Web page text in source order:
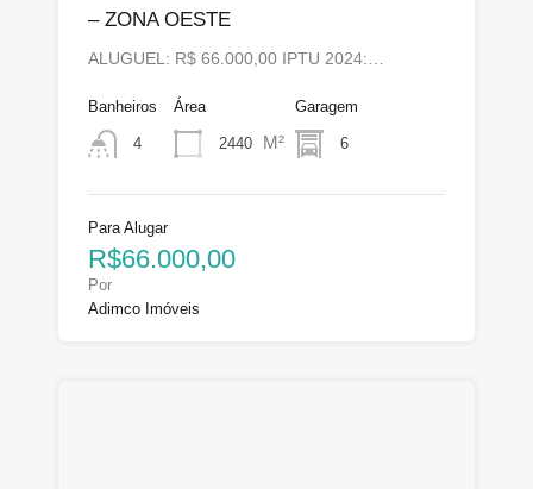
– ZONA OESTE
ALUGUEL: R$ 66.000,00 IPTU 2024:…
Banheiros
4
Área
2440 M²
Garagem
6
Para Alugar
R$66.000,00
Por
Adimco Imóveis